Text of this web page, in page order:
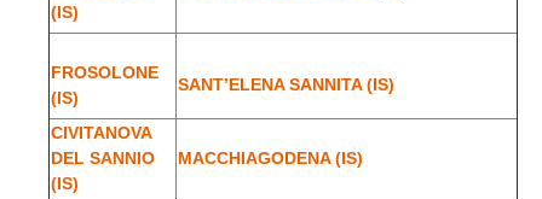
(IS)
FROSOLONE
(IS)
SANT’ELENA SANNITA (IS)
CIVITANOVA
DEL SANNIO
(IS)
MACCHIAGODENA (IS)